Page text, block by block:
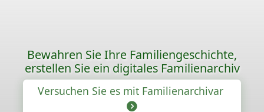
Bewahren Sie Ihre Familiengeschichte,
erstellen Sie ein digitales Familienarchiv
Versuchen Sie es mit Familienarchivar